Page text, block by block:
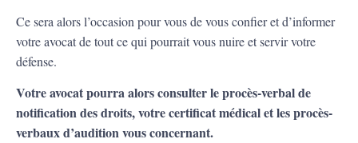
Ce sera alors l’occasion pour vous de vous confier et d’informer
votre avocat de tout ce qui pourrait vous nuire et servir votre
défense.
Votre avocat pourra alors consulter le procès-verbal de
notification des droits, votre certificat médical et les procès-
verbaux d’audition vous concernant.